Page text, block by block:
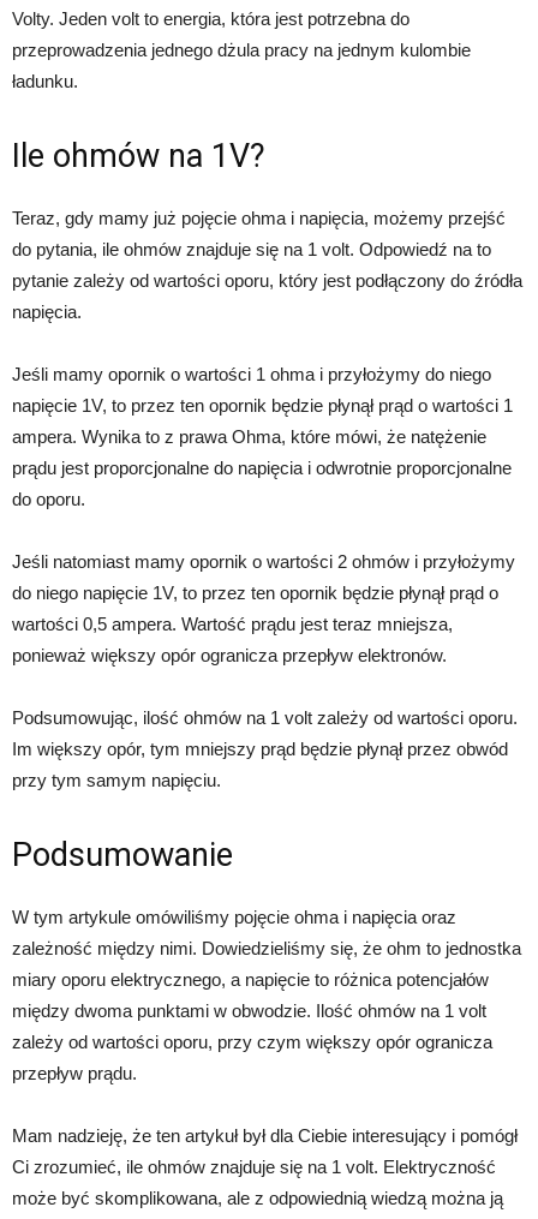
Volty. Jeden volt to energia, która jest potrzebna do
przeprowadzenia jednego dżula pracy na jednym kulombie
ładunku.
Ile ohmów na 1V?
Teraz, gdy mamy już pojęcie ohma i napięcia, możemy przejść
do pytania, ile ohmów znajduje się na 1 volt. Odpowiedź na to
pytanie zależy od wartości oporu, który jest podłączony do źródła
napięcia.
Jeśli mamy opornik o wartości 1 ohma i przyłożymy do niego
napięcie 1V, to przez ten opornik będzie płynął prąd o wartości 1
ampera. Wynika to z prawa Ohma, które mówi, że natężenie
prądu jest proporcjonalne do napięcia i odwrotnie proporcjonalne
do oporu.
Jeśli natomiast mamy opornik o wartości 2 ohmów i przyłożymy
do niego napięcie 1V, to przez ten opornik będzie płynął prąd o
wartości 0,5 ampera. Wartość prądu jest teraz mniejsza,
ponieważ większy opór ogranicza przepływ elektronów.
Podsumowując, ilość ohmów na 1 volt zależy od wartości oporu.
Im większy opór, tym mniejszy prąd będzie płynął przez obwód
przy tym samym napięciu.
Podsumowanie
W tym artykule omówiliśmy pojęcie ohma i napięcia oraz
zależność między nimi. Dowiedzieliśmy się, że ohm to jednostka
miary oporu elektrycznego, a napięcie to różnica potencjałów
między dwoma punktami w obwodzie. Ilość ohmów na 1 volt
zależy od wartości oporu, przy czym większy opór ogranicza
przepływ prądu.
Mam nadzieję, że ten artykuł był dla Ciebie interesujący i pomógł
Ci zrozumieć, ile ohmów znajduje się na 1 volt. Elektryczność
może być skomplikowana, ale z odpowiednią wiedzą można ją